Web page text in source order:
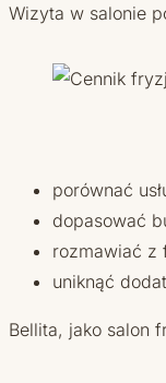
Wizyta w salonie
porównać
dopasować
rozmawiać z
uniknąć
Bellita, jako salon